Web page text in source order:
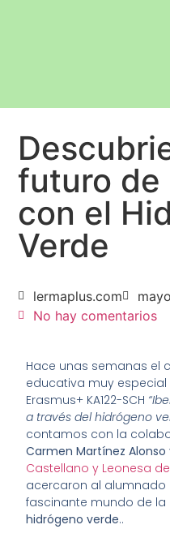
futuro de
con el
Verde
lermaplus.com
No hay comentarios
Hace unas semanas el
educativa muy
Erasmus+ KA122-SCH
a través del hidrógeno
contamos con la
Carmen Martínez Alonso
Castellano y Leonesa
acercaron al alumnado
fascinante mundo de la
hidrógeno verde..